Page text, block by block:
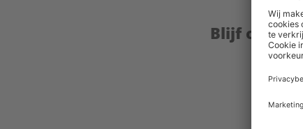
Blijf op de